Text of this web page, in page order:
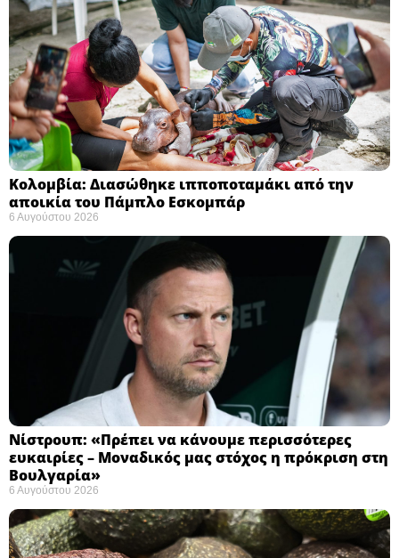
Κολομβία: Διασώθηκε ιπποποταμάκι από την
αποικία του Πάμπλο Εσκομπάρ ​
6 Αυγούστου 2026
Νίστρουπ: «Πρέπει να κάνουμε περισσότερες
ευκαιρίες – Μοναδικός μας στόχος η πρόκριση στη
Βουλγαρία» ​
6 Αυγούστου 2026